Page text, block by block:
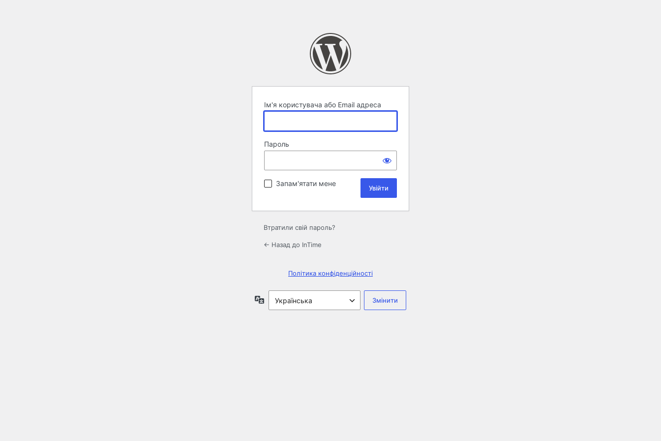
Ім'я користувача або Email адреса
Пароль
Запам'ятати мене
Втратили свій пароль?
← Назад до InTime
Політика конфіденційності
Мова